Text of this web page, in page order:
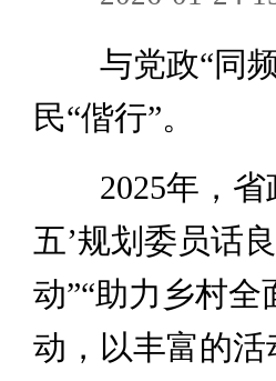
与党政“同频
民“偕行”。
2025年，省
五’规划委员话
动”“助力乡村
动，以丰富的